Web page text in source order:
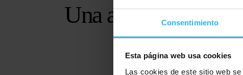
Consentimiento
Esta página web usa cookies
Las cookies de este sitio web
Una app fácil de